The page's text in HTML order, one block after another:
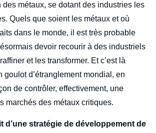
des métaux, se dotant des industries les
Quels que soient les métaux et où
dans le monde, il est très probable
devoir recourir à des industriels
et les transformer. Et c’est là
goulot d’étranglement mondial, en
de contrôler, effectivement, une
marchés des métaux critiques.
d’une stratégie de développement de